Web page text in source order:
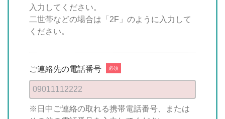
入力してください。
二世帯などの場合は「2F」のように入力して
ください。
ご連絡先の電話番号 必須
※日中ご連絡の取れる携帯電話番号、または